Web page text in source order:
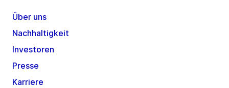
Über uns
Nachhaltigkeit
Investoren
Presse
Karriere